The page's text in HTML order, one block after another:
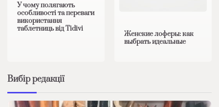
У чому полягають
особливості та переваги
використання
таблетниць від Tidivi
Женские лоферы: как
выбрать идеальные
Вибір редакції